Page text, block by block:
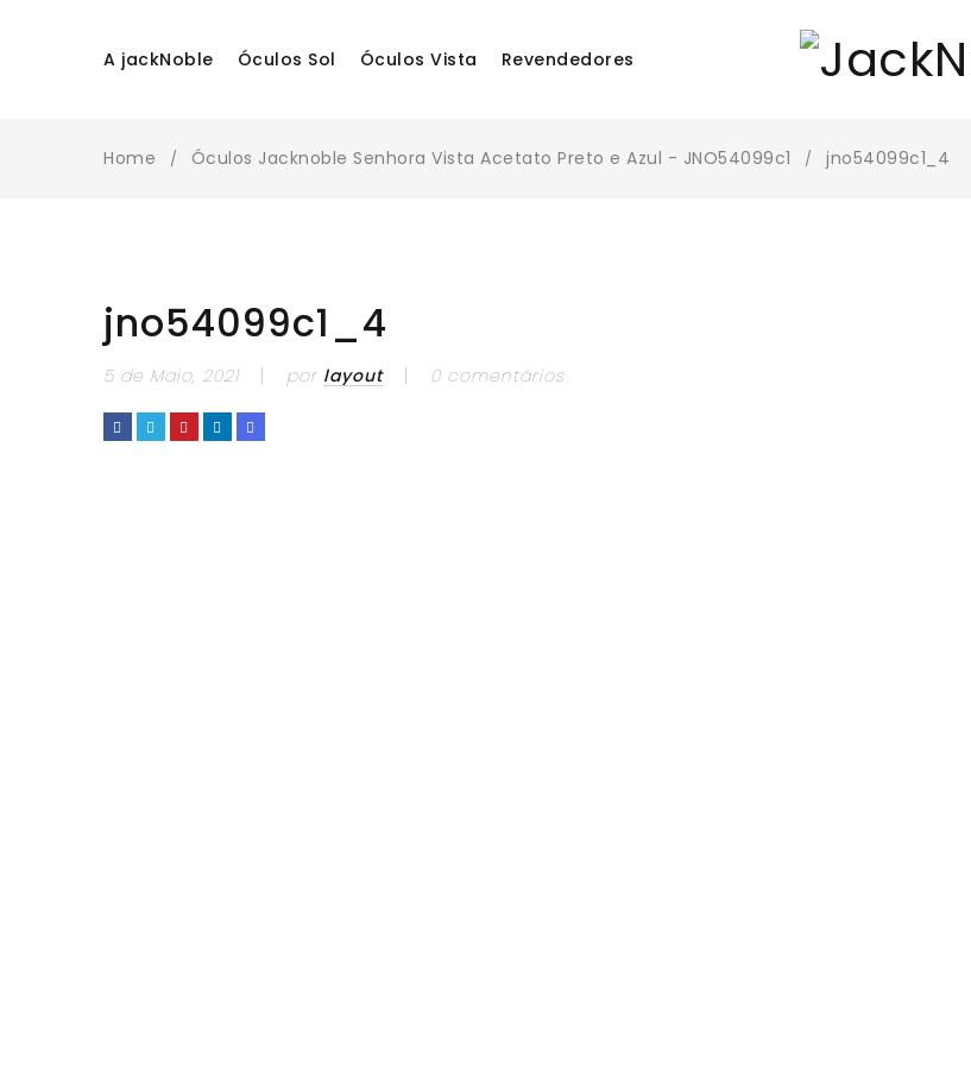
A jackNoble Óculos Sol Óculos Vista Revendedores
Home / Óculos Jacknoble Senhora Vista Acetato Preto e Azul - JNO54099c1 / jno54099c1_4
jno54099c1_4
5 de Maio, 2021 por layout 0 comentários